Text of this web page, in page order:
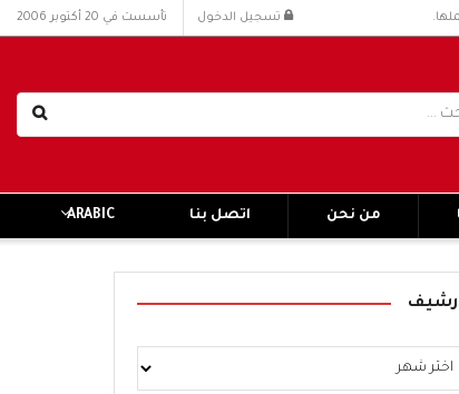
تسجيل الدخول تأسست في 20 أكتوبر 2006
من نحن اتصل بنا ARABIC